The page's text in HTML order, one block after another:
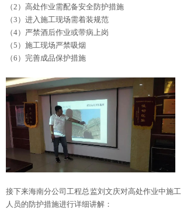
（2）高处作业需配备安全防护措施
（3）进入施工现场需着装规范
（4）严禁酒后作业或带病上岗
（5）施工现场严禁吸烟
（6）完善成品保护措施
接下来海南分公司工程总监刘文庆对高处作业中施工
人员的防护措施进行详细讲解：